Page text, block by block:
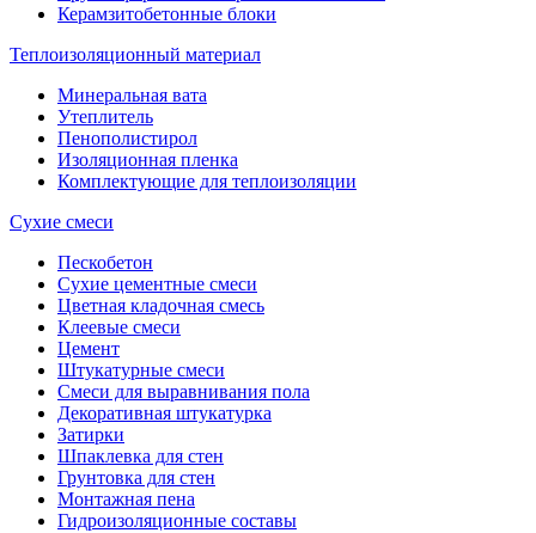
Керамзитобетонные блоки
Теплоизоляционный материал
Минеральная вата
Утеплитель
Пенополистирол
Изоляционная пленка
Комплектующие для теплоизоляции
Сухие смеси
Пескобетон
Сухие цементные смеси
Цветная кладочная смесь
Клеевые смеси
Цемент
Штукатурные смеси
Смеси для выравнивания пола
Декоративная штукатурка
Затирки
Шпаклевка для стен
Грунтовка для стен
Монтажная пена
Гидроизоляционные составы